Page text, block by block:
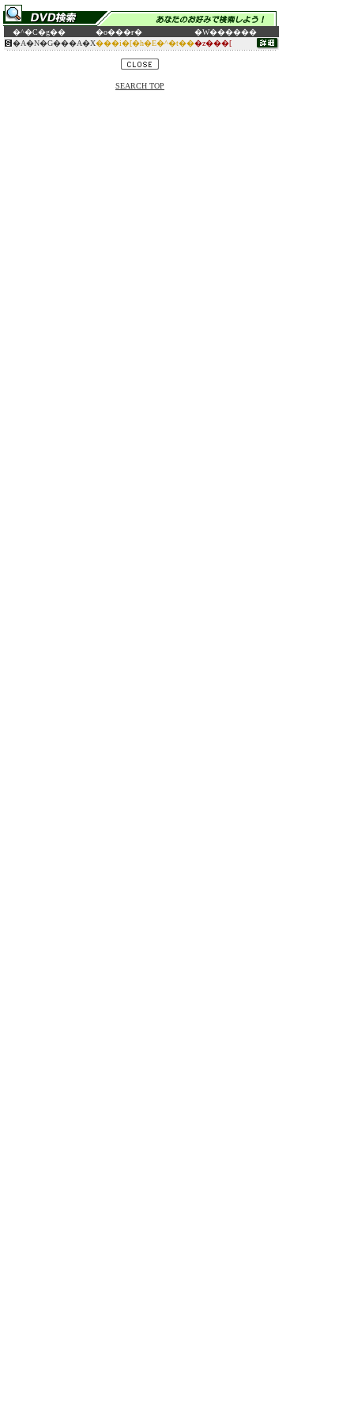
�^�C�g�� �o���ғ�
�W������
�A�N�G���A�X���i�[�h�E�^�t���z���[
SEARCH TOP